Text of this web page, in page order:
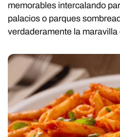
memorables intercalando
palacios o parques
verdaderamente la